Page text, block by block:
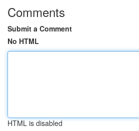
Comments
Submit a Comment
No HTML
HTML is disabled